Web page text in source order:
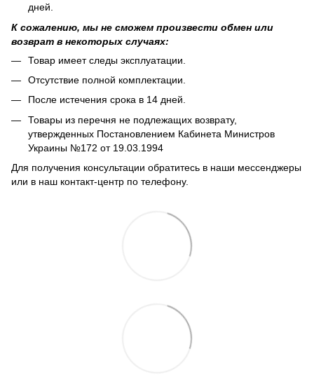
дней.
К сожалению, мы не сможем произвести обмен или
возврат в некоторых случаях:
Товар имеет следы эксплуатации.
Отсутствие полной комплектации.
После истечения срока в 14 дней.
Товары из перечня не подлежащих возврату,
утвержденных Постановлением Кабинета Министров
Украины №172 от 19.03.1994
Для получения консультации обратитесь в наши мессенджеры
или в наш контакт-центр по телефону.